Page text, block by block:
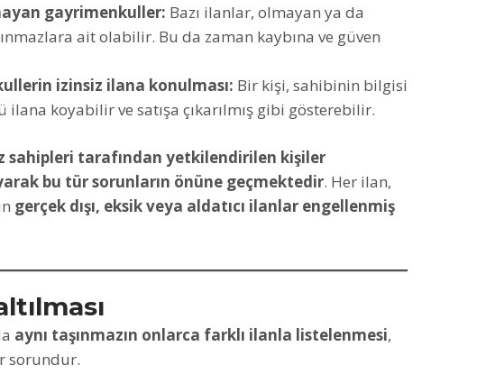
gayrimenkuller: Bazı ilanlar, olmayan ya da
ait olabilir. Bu da zaman kaybına ve güven
izinsiz ilana konulması: Bir kişi, sahibinin bilgisi
koyabilir ve satışa çıkarılmış gibi gösterebilir.
sahipleri tarafından yetkilendirilen kişiler
bu tür sorunların önüne geçmektedir. Her ilan,
gerçek dışı, eksik veya aldatıcı ilanlar engellenmiş
aynı taşınmazın onlarca farklı ilanla listelenmesi,
sorundur.